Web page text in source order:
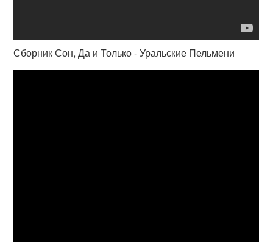
Сборник Сон, Да и Только - Уральские Пельмени